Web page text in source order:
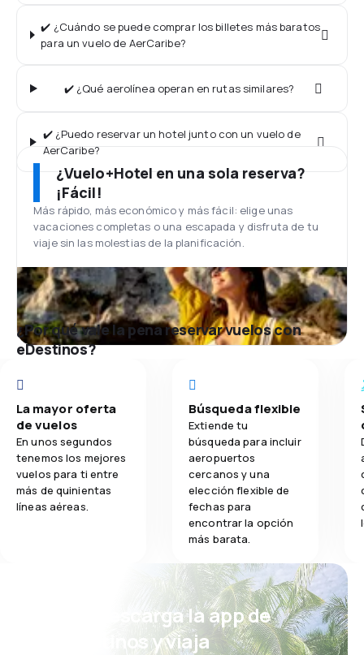
✔️ ¿Cuándo se puede comprar los billetes más baratos
para un vuelo de AerCaribe?
✔️ ¿Qué aerolínea operan en rutas similares?
✔️ ¿Puedo reservar un hotel junto con un vuelo de
AerCaribe?
¿Vuelo+Hotel en una sola reserva?
¡Fácil!
Más rápido, más económico y más fácil: elige unas
vacaciones completas o una escapada y disfruta de tu
viaje sin las molestias de la planificación.
¿Por qué vale la pena reservar vuelos con
eDestinos?
La mayor oferta
de vuelos
En unos segundos
tenemos los mejores
vuelos para ti entre
más de quinientas
líneas aéreas.
Búsqueda flexible
Extiende tu
búsqueda para incluir
aeropuertos
cercanos y una
elección flexible de
fechas para
encontrar la opción
más barata.
¡Eh! Descarga la app de
eDestinos y viaja